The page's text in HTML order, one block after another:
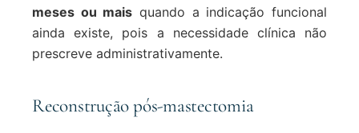
meses ou mais quando a indicação funcional
ainda existe, pois a necessidade clínica não
prescreve administrativamente.
Reconstrução pós-mastectomia